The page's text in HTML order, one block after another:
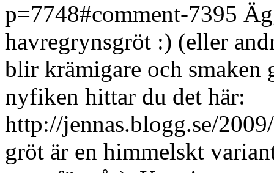
p=7748#comment-7395
havregrynsgröt :) (eller
blir krämigare och smaken
nyfiken hittar du det här:
http://jennas.blogg.se/
gröt är en himmelskt